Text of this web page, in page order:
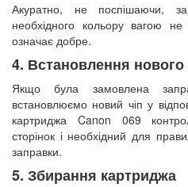
Акуратно, не поспішаючи,
необхідного кольору вагою
означає добре.
4. Встановлення нового
Якщо була замовлена
встановлюємо новий чіп у
картриджа Canon 069
сторінок і необхідний для
заправки.
5. Збирання картриджа